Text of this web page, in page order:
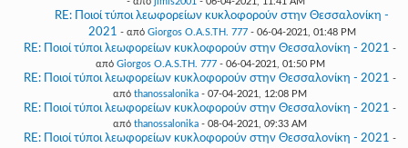
RE: Ποιοί τύποι λεωφορείων κυκλοφορούν στην Θεσσαλονίκη -
2021 - από Giorgos O.A.S.TH. 777- 06-04-2021, 01:48 PM
RE: Ποιοί τύποι λεωφορείων κυκλοφορούν στην Θεσσαλονίκη - 2021 -
από Giorgos O.A.S.TH. 777- 06-04-2021, 01:50 PM
RE: Ποιοί τύποι λεωφορείων κυκλοφορούν στην Θεσσαλονίκη - 2021 -
από thanossalonika - 07-04-2021, 12:08 PM
RE: Ποιοί τύποι λεωφορείων κυκλοφορούν στην Θεσσαλονίκη - 2021 -
από thanossalonika - 08-04-2021, 09:33 AM
RE: Ποιοί τύποι λεωφορείων κυκλοφορούν στην Θεσσαλονίκη - 2021 -